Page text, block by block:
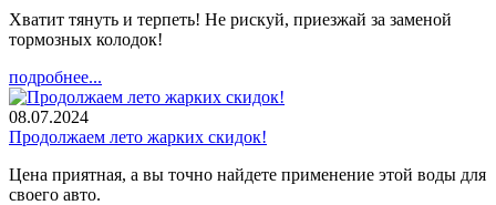
Хватит тянуть и терпеть! Не рискуй, приезжай за заменой
тормозных колодок!
подробнее...
08.07.2024
Продолжаем лето жарких скидок!
Цена приятная, а вы точно найдете применение этой воды для
своего авто.